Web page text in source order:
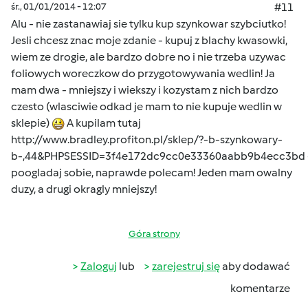
śr., 01/01/2014 - 12:07
#11
Alu - nie zastanawiaj sie tylku kup szynkowar szybciutko!
Jesli chcesz znac moje zdanie - kupuj z blachy kwasowki,
wiem ze drogie, ale bardzo dobre no i nie trzeba uzywac
foliowych woreczkow do przygotowywania wedlin! Ja
mam dwa - mniejszy i wiekszy i kozystam z nich bardzo
czesto (wlasciwie odkad je mam to nie kupuje wedlin w
sklepie)
A kupilam tutaj
http://www.bradley.profiton.pl/sklep/?-b-szynkowary-
b-,44&PHPSESSID=3f4e172dc9cc0e33360aabb9b4ecc3bd
poogladaj sobie, naprawde polecam! Jeden mam owalny
duzy, a drugi okragly mniejszy!
Góra strony
Zaloguj lub zarejestruj sięaby dodawać
komentarze